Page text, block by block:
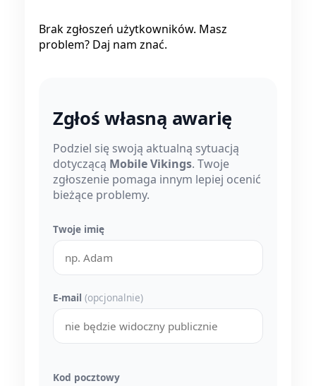
Brak zgłoszeń użytkowników. Masz
problem? Daj nam znać.
Zgłoś własną awarię
Podziel się swoją aktualną sytuacją
dotyczącą Mobile Vikings. Twoje
zgłoszenie pomaga innym lepiej ocenić
bieżące problemy.
Twoje imię
E-mail (opcjonalnie)
Kod pocztowy